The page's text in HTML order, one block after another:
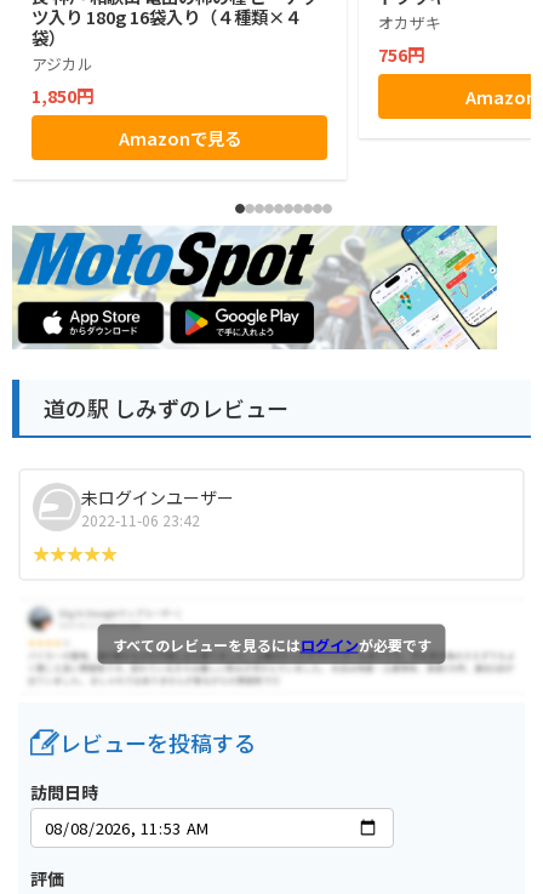
ツ入り 180g 16袋入り（４種類×４
袋）
アジカル
1,850円
Amazonで見る
オカザキ
756円
Amazon
道の駅 しみずのレビュー
未ログインユーザー
2022-11-06 23:42
すべてのレビューを見るにはログインが必要です
レビューを投稿する
訪問日時
評価